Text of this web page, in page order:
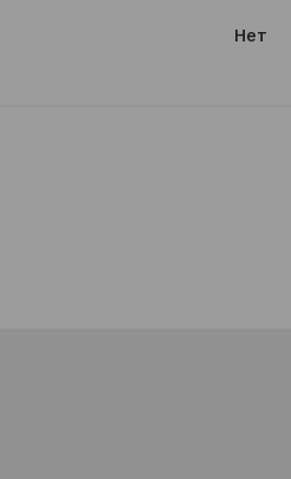
Нет